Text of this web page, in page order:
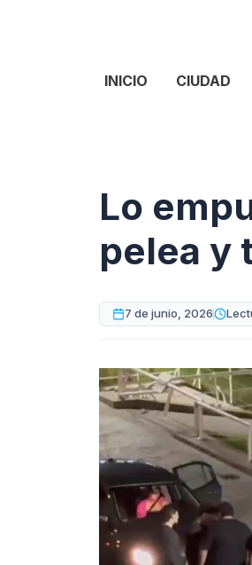
INICIO CIUDAD
Lo
pelea y
7 de junio, 2026